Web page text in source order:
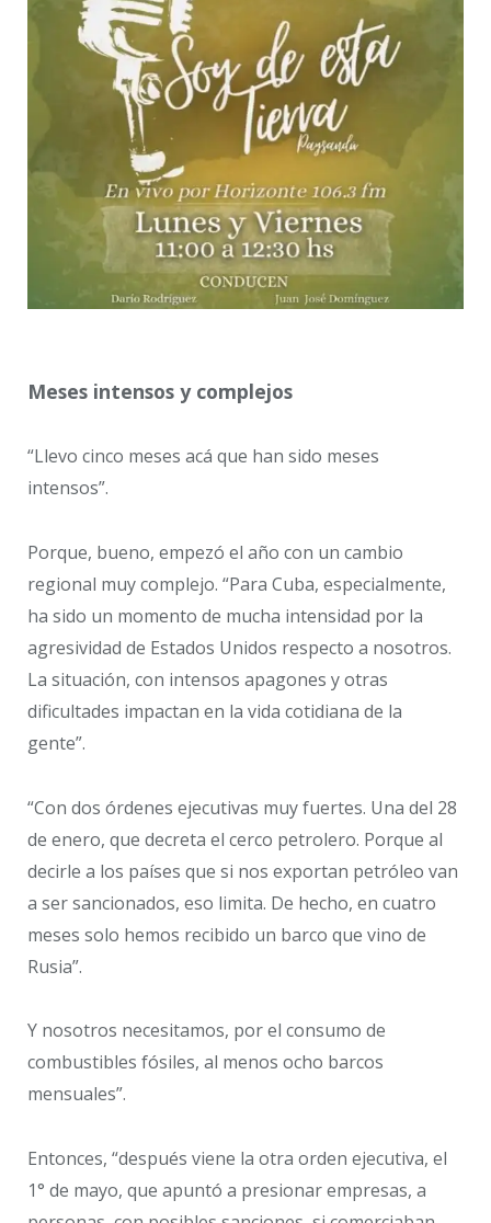
Meses intensos y complejos
“Llevo cinco meses acá que han sido meses
intensos”.
Porque, bueno, empezó el año con un cambio
regional muy complejo. “Para Cuba, especialmente,
ha sido un momento de mucha intensidad por la
agresividad de Estados Unidos respecto a nosotros.
La situación, con intensos apagones y otras
dificultades impactan en la vida cotidiana de la
gente”.
“Con dos órdenes ejecutivas muy fuertes. Una del 28
de enero, que decreta el cerco petrolero. Porque al
decirle a los países que si nos exportan petróleo van
a ser sancionados, eso limita. De hecho, en cuatro
meses solo hemos recibido un barco que vino de
Rusia”.
Y nosotros necesitamos, por el consumo de
combustibles fósiles, al menos ocho barcos
mensuales”.
Entonces, “después viene la otra orden ejecutiva, el
1° de mayo, que apuntó a presionar empresas, a